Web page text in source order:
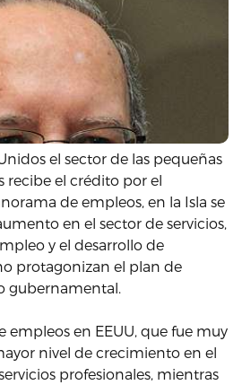
el sector de las pequeñas
recibe el crédito por el
de empleos, en la Isla se
en el sector de servicios,
y el desarrollo de
protagonizan el plan de
gubernamental.
empleos en EEUU, que fue muy
nivel de crecimiento en el
profesionales, mientras